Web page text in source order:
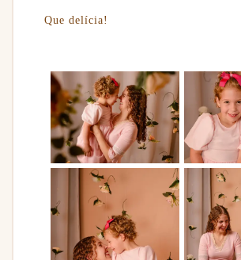
Que delícia!